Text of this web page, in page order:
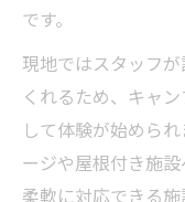
とは
まるっ
電車利用
です。
現地ではスタッフ
くれるため、キャ
して体験が始めら
ージや屋根付き施設
柔軟に対応できる施